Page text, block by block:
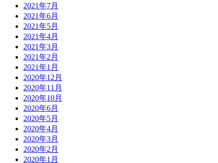
2021年7月
2021年6月
2021年5月
2021年4月
2021年3月
2021年2月
2021年1月
2020年12月
2020年11月
2020年10月
2020年6月
2020年5月
2020年4月
2020年3月
2020年2月
2020年1月